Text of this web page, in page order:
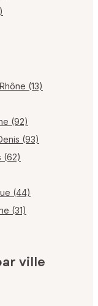
(13)
(92)
(93)
(62)
(44)
(31)
ville